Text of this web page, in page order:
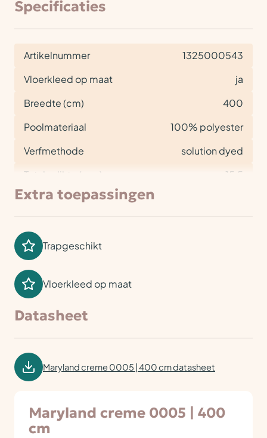
Specificaties
Artikelnummer
1325000543
Vloerkleed op maat
ja
Breedte (cm)
400
Poolmateriaal
100% polyester
Verfmethode
solution dyed
Totale dikte (mm)
15,5
Extra toepassingen
Trapgeschikt
Vloerkleed op maat
Datasheet
Maryland creme 0005 | 400 cm datasheet
Maryland creme 0005 | 400
cm